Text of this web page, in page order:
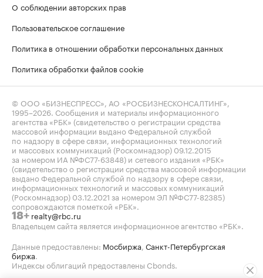
О соблюдении авторских прав
Пользовательское соглашение
Политика в отношении обработки персональных данных
Политика обработки файлов cookie
© ООО «БИЗНЕСПРЕСС», АО «РОСБИЗНЕСКОНСАЛТИНГ»,
1995–2026. Сообщения и материалы информационного
агентства «РБК» (свидетельство о регистрации средства
массовой информации выдано Федеральной службой
по надзору в сфере связи, информационных технологий
и массовых коммуникаций (Роскомнадзор) 09.12.2015
за номером ИА №ФС77-63848) и сетевого издания «РБК»
(свидетельство о регистрации средства массовой информации
выдано Федеральной службой по надзору в сфере связи,
информационных технологий и массовых коммуникаций
(Роскомнадзор) 03.12.2021 за номером ЭЛ №ФС77-82385)
сопровождаются пометкой «РБК».
18+ realty@rbc.ru
Владельцем сайта является информационное агентство «РБК».
Данные предоставлены: Мосбиржа, Санкт-Петербургская
биржа.
Индексы облигаций предоставлены Cbonds.